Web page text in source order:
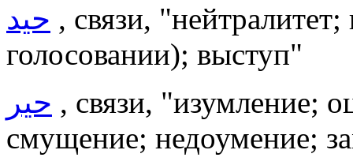
حيد , связи,
голосовании); выступ"
حير , связи, "изумление;
смущение; недоумение;